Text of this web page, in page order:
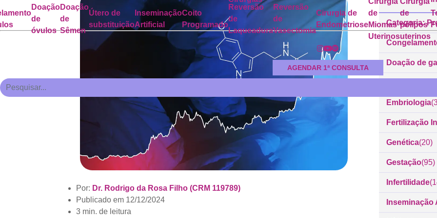
Doação
de
óvulos
Doação
de
Sêmen
Útero de
substituição
Inseminação
Artificial
Coito
Programado
Reversão
de
Laqueadura
Reversão
de
Vasectomia
Cirurgia de
Endometriose
de
Miomas
Uterinos
de
pólipos
uterinos
AGENDAR 1ª CONSULTA
Por: Dr. Rodrigo da Rosa Filho (CRM 119789)
Publicado em 12/12/2024
3 min. de leitura
Categoria:
Doação de
Embriologia
Fertilização
Genética(20)
Gestação(95)
Infertilidade
Inseminação